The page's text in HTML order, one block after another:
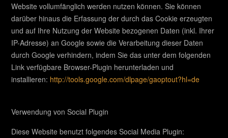
Website vollumfänglich werden nutzen können. Sie können
darüber hinaus die Erfassung der durch das Cookie erzeugten
und auf Ihre Nutzung der Website bezogenen Daten (inkl. Ihrer
IP-Adresse) an Google sowie die Verarbeitung dieser Daten
durch Google verhindern, indem Sie das unter dem folgenden
Link verfügbare Browser-Plugin herunterladen und
installieren: http://tools.google.com/dlpage/gaoptout?hl=de
Verwendung von Social Plugin
Diese Website benutzt folgendes Social Media Plugin: